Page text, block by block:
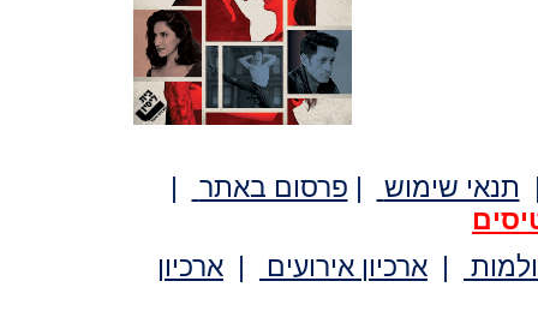
תנאי שימוש | פרסום באתר
|
| ארכיון אירועים | ארכיון